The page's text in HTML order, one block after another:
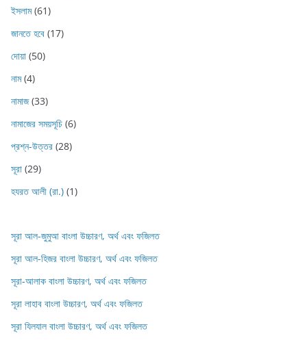
ইসলাম(61)
জানতে হবে (17)
দোয়া (50)
নাম(4)
নামাজ(33)
নামাজের সময়সূচি (6)
প্রশ্ন-উত্তর (28)
সূরা (29)
হযরত আলী (রা.) (1)
সূরা আল-জুমুআ বাংলা উচ্চারণ, অর্থ এবং ফজিলত
সূরা আল-হিজর বাংলা উচ্চারণ, অর্থ এবং ফজিলত
সূরা-আলাক বাংলা উচ্চারণ, অর্থ এবং ফজিলত
সূরা লাহাব‌‌‌ বাংলা উচ্চারণ, অর্থ এবং ফজিলত
সূরা যিলযাল বাংলা উচ্চারণ, অর্থ এবং ফজিলত